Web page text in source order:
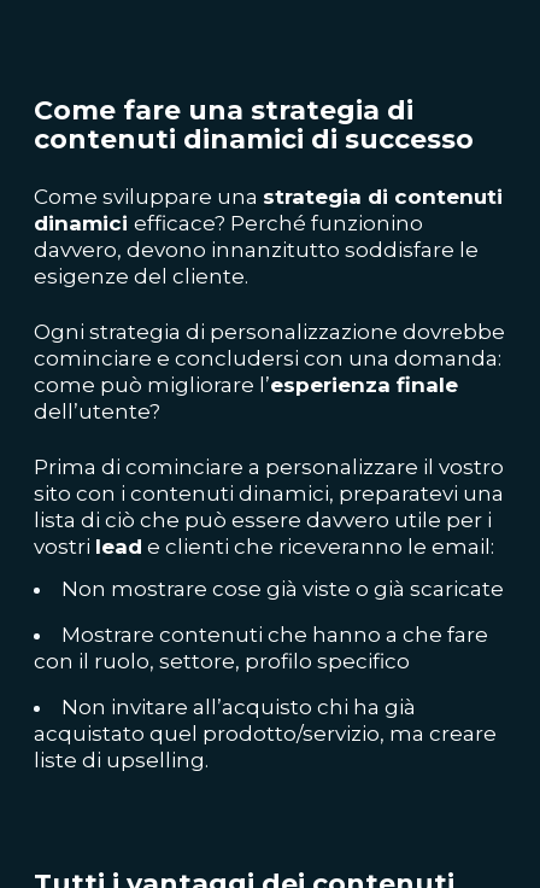
Come fare una strategia di
contenuti dinamici di successo
Come sviluppare una strategia di contenuti
dinamici efficace? Perché funzionino
davvero, devono innanzitutto soddisfare le
esigenze del cliente.
Ogni strategia di personalizzazione dovrebbe
cominciare e concludersi con una domanda:
come può migliorare l’esperienza finale
dell’utente?
Prima di cominciare a personalizzare il vostro
sito con i contenuti dinamici, preparatevi una
lista di ciò che può essere davvero utile per i
vostri lead e clienti che riceveranno le email:
Non mostrare cose già viste o già scaricate
Mostrare contenuti che hanno a che fare
con il ruolo, settore, profilo specifico
Non invitare all’acquisto chi ha già
acquistato quel prodotto/servizio, ma creare
liste di upselling.